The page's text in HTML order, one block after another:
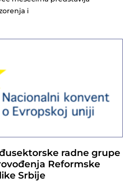
i
radne grupe
Reformske
Srbije